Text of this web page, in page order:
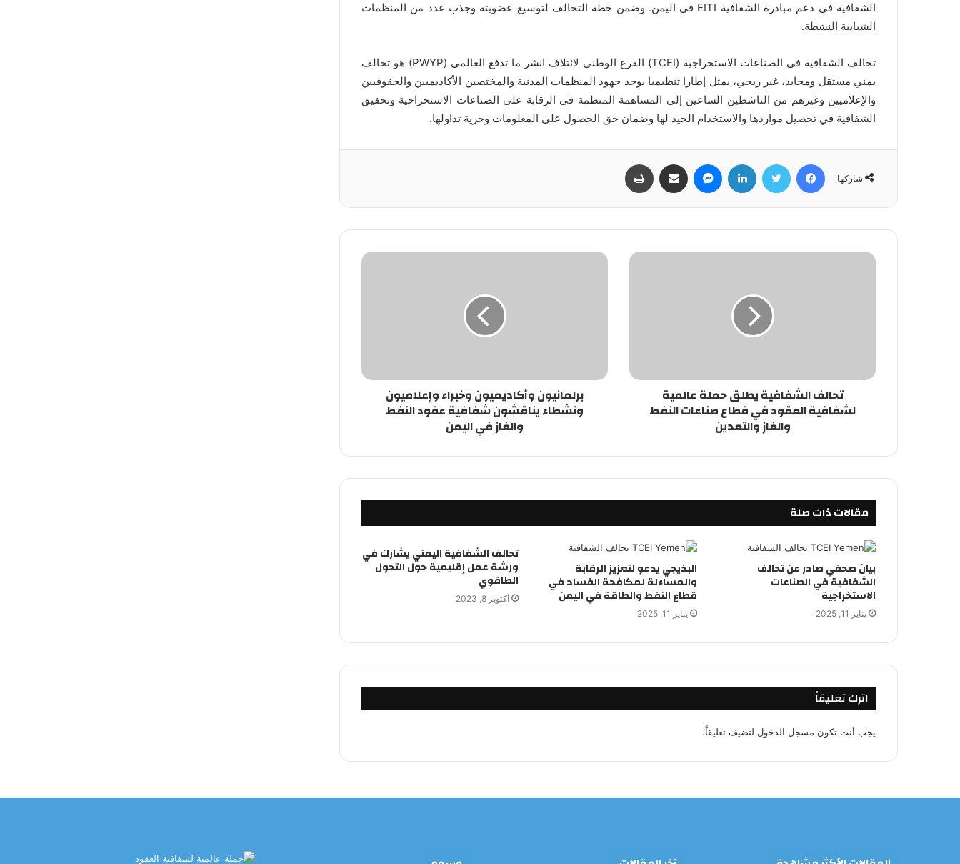
الشفافية في دعم مبادرة الشفافية EITI في اليمن. وضمن خطة التحالف لتوسيع عضويته وجذب عدد من المنظمات
الشبابية النشطة.
تحالف الشفافية في الصناعات الاستخراجية (TCEI) الفرع الوطني لائتلاف انشر ما تدفع العالمي (PWYP) هو تحالف
يمني مستقل ومحايد، غير ربحي، يمثل إطارا تنظيميا يوحد جهود المنظمات المدنية والمختصين الأكاديميين والحقوقيين
والإعلاميين وغيرهم من الناشطين الساعين إلى المساهمة المنظمة في الرقابة على الصناعات الاستخراجية وتحقيق
الشفافية في تحصيل مواردها والاستخدام الجيد لها وضمان حق الحصول على المعلومات وحرية تداولها.
شاركها
تحالف الشفافية يطلق حملة عالمية
لشفافية العقود في قطاع صناعات النفط
والغاز والتعدين
برلمانيون وأكاديميون وخبراء وإعلاميون
ونشطاء يناقشون شفافية عقود النفط
والغاز في اليمن
مقالات ذات صلة
بيان صحفي صادر عن تحالف
الشفافية في الصناعات
الاستخراجية
يناير 11, 2025
البذيجي يدعو لتعزيز الرقابة
والمساءلة لمكافحة الفساد في
قطاع النفط والطاقة في اليمن
يناير 11, 2025
تحالف الشفافية اليمني يشارك في
ورشة عمل إقليمية حول التحول
الطاقوي
أكتوبر 8, 2023
اترك تعليقاً
يجب أنت تكون مسجل الدخول لتضيف تعليقاً.